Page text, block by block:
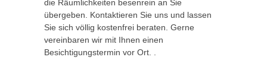
die Räumlichkeiten besenrein an Sie
übergeben. Kontaktieren Sie uns und lassen
Sie sich völlig kostenfrei beraten. Gerne
vereinbaren wir mit Ihnen einen
Besichtigungstermin vor Ort. .